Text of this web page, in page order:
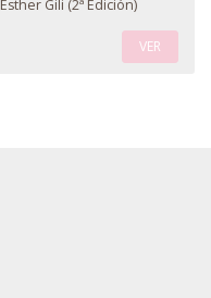
Esther Gili (2ª Edición)
VER